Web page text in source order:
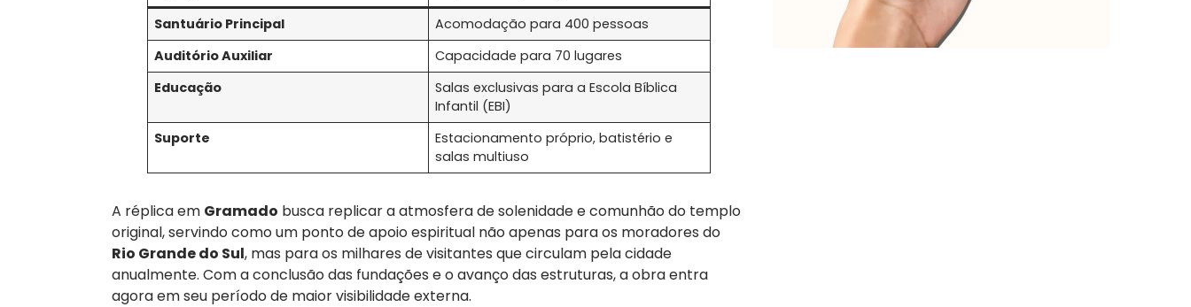
Santuário Principal
Acomodação para 400 pessoas
Auditório Auxiliar
Capacidade para 70 lugares
Educação
Salas exclusivas para a Escola Bíblica
Infantil (EBI)
Suporte
Estacionamento próprio, batistério e
salas multiuso
A réplica em Gramado busca replicar a atmosfera de solenidade e comunhão do templo
original, servindo como um ponto de apoio espiritual não apenas para os moradores do
Rio Grande do Sul, mas para os milhares de visitantes que circulam pela cidade
anualmente. Com a conclusão das fundações e o avanço das estruturas, a obra entra
agora em seu período de maior visibilidade externa.